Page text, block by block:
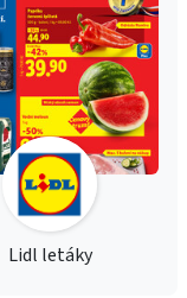
Lidl letáky